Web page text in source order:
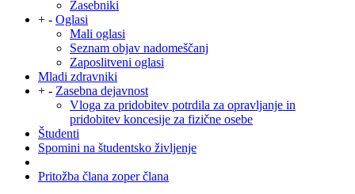
Zasebniki
+ - Oglasi
Mali oglasi
Seznam objav nadomeščanj
Zaposlitveni oglasi
Mladi zdravniki
+ - Zasebna dejavnost
Vloga za pridobitev potrdila za opravljanje in
pridobitev koncesije za fizične osebe
Študenti
Spomini na študentsko življenje
Pritožba člana zoper člana